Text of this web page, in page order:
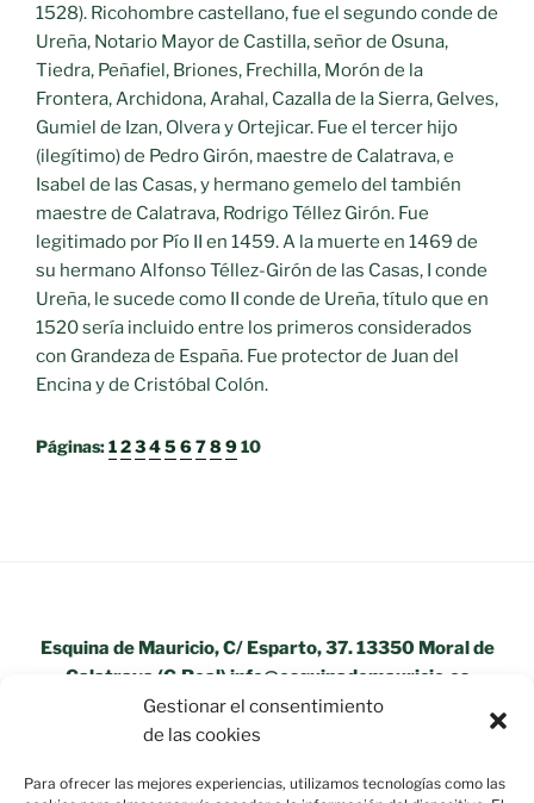
Gestionar el consentimiento
de las cookies
Para ofrecer las mejores experiencias, utilizamos tecnologías como las
1528). Ricohombre castellano, fue el segundo conde de
Ureña, Notario Mayor de Castilla, señor de Osuna,
Tiedra, Peñafiel, Briones, Frechilla, Morón de la
Frontera, Archidona, Arahal, Cazalla de la Sierra, Gelves,
Gumiel de Izan, Olvera y Ortejicar. Fue el tercer hijo
(ilegítimo) de Pedro Girón, maestre de Calatrava, e
Isabel de las Casas, y hermano gemelo del también
maestre de Calatrava, Rodrigo Téllez Girón. Fue
legitimado por Pío II en 1459. A la muerte en 1469 de
su hermano Alfonso Téllez-Girón de las Casas, I conde
Ureña, le sucede como II conde de Ureña, título que en
1520 sería incluido entre los primeros considerados
con Grandeza de España. Fue protector de Juan del
Encina y de Cristóbal Colón.
Páginas:12345 678910
Esquina de Mauricio, C/ Esparto, 37. 13350 Moral de
Calatrava (C.Real) info@esquinademauricio.es
«Aviso Legal»